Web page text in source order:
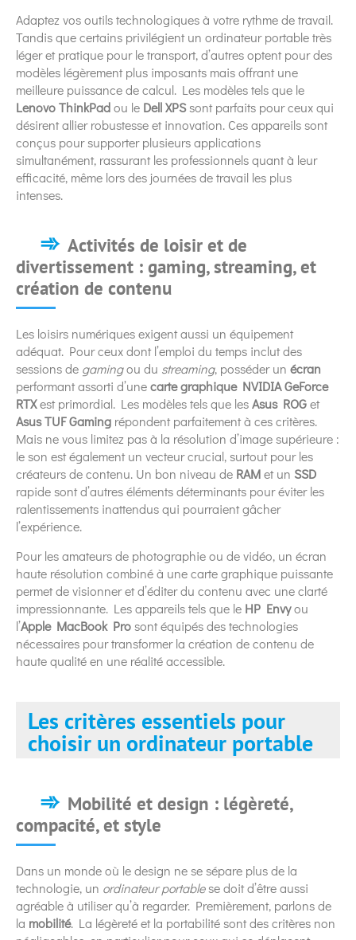
Adaptez vos outils technologiques à votre rythme de travail.
Tandis que certains privilégient un ordinateur portable très
léger et pratique pour le transport, d’autres optent pour des
modèles légèrement plus imposants mais offrant une
meilleure puissance de calcul. Les modèles tels que le
Lenovo ThinkPadou le Dell XPSsont parfaits pour ceux qui
désirent allier robustesse et innovation. Ces appareils sont
conçus pour supporter plusieurs applications
simultanément, rassurant les professionnels quant à leur
efficacité, même lors des journées de travail les plus
intenses.
Activités de loisir et de
divertissement : gaming, streaming, et
création de contenu
Les loisirs numériques exigent aussi un équipement
adéquat. Pour ceux dont l’emploi du temps inclut des
sessions de gamingou du streaming, posséder un écran
performant assorti d’unecarte graphique NVIDIA GeForce
RTXest primordial. Les modèles tels que lesAsus ROGet
Asus TUF Gaming répondent parfaitement à ces critères.
Mais ne vous limitez pas à la résolution d’image supérieure :
le son est également un vecteur crucial, surtout pour les
créateurs de contenu. Un bon niveau de RAMet un SSD
rapide sont d’autres éléments déterminants pour éviter les
ralentissements inattendus qui pourraient gâcher
l’expérience.
Pour les amateurs de photographie ou de vidéo, un écran
haute résolution combiné à une carte graphique puissante
permet de visionner et d’éditer du contenu avec une clarté
impressionnante. Les appareils tels que le HP Envyou
l’Apple MacBook Prosont équipés des technologies
nécessaires pour transformer la création de contenu de
haute qualité en une réalité accessible.
Les critères essentiels pour
choisir un ordinateur portable
Mobilité et design : légèreté,
compacité, et style
Dans un monde où le design ne se sépare plus de la
technologie, un ordinateur portablese doit d’être aussi
agréable à utiliser qu’à regarder. Premièrement, parlons de
la mobilité. La légèreté et la portabilité sont des critères non